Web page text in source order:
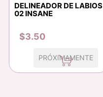
DELINEADOR DE LABIOS
02 INSANE
$3.50
PRÓXIMAMENTE